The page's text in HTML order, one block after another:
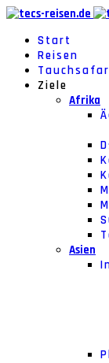
Start
Reisen
Ziele
Afrika
Asien